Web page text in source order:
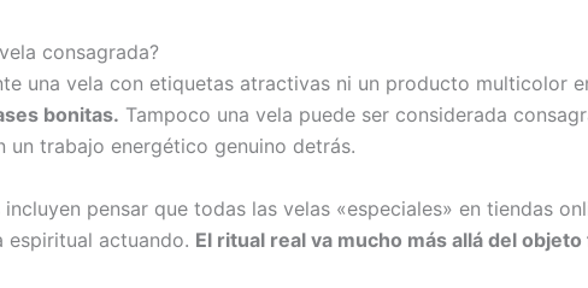
consagrada?
una vela con etiquetas atractivas ni un producto multicolor
bonitas. Tampoco una vela puede ser considerada
un trabajo energético genuino detrás.
pensar que todas las velas «especiales» en tiendas
espiritual actuando. El ritual real va mucho más allá del